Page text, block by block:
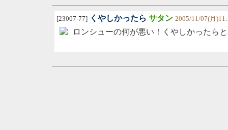
[23007-77] くやしかったら サタン 2005/11/07(月
ロンシューの何が悪い！くやしかったら